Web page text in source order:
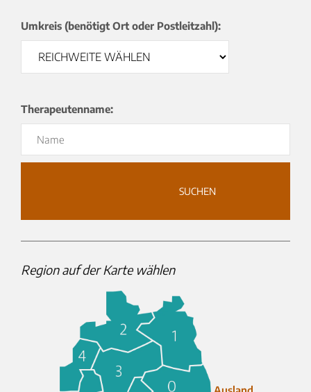
Umkreis (benötigt Ort oder Postleitzahl):
Therapeutenname:
					SUCHEN
Region auf der Karte wählen